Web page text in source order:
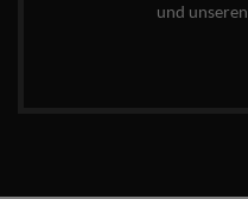
und unseren